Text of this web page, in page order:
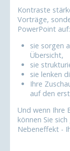
Kontraste
Vorträge,
PowerPoint auf:
sie sorgen
Übersicht,
sie
sie lenken
Ihre
auf den
Und wenn Ihre
können Sie
Nebeneffekt -